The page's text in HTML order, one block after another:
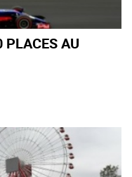
PLACES AU